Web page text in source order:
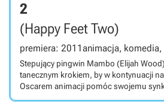
2
(Happy Feet Two)
premiera: 2011animacja,
Stepujący pingwin Mambo (Elijah
tanecznym krokiem, by w kontynuacji
Oscarem animacji pomóc swojemu